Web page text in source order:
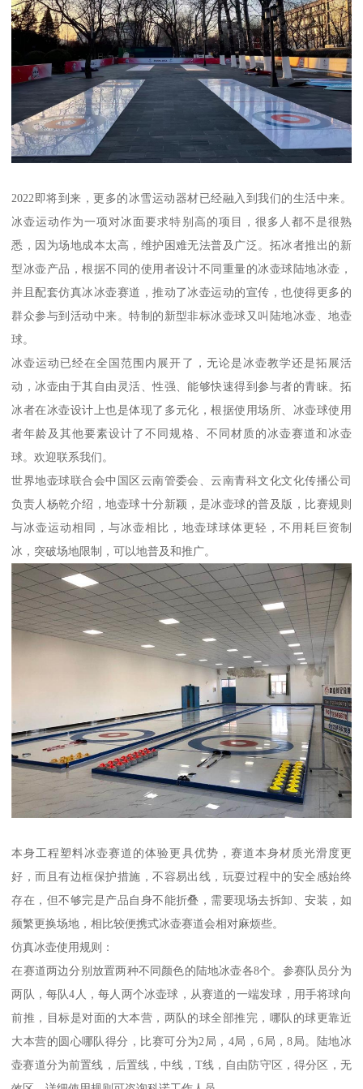
2022即将到来，更多的冰雪运动器材已经融入到我们的生活中来。
冰壶运动作为一项对冰面要求特别高的项目，很多人都不是很熟
悉，因为场地成本太高，维护困难无法普及广泛。拓冰者推出的新
型冰壶产品，根据不同的使用者设计不同重量的冰壶球陆地冰壶，
并且配套仿真冰冰壶赛道，推动了冰壶运动的宣传，也使得更多的
群众参与到活动中来。特制的新型非标冰壶球又叫陆地冰壶、地壶
球。
冰壶运动已经在全国范围内展开了，无论是冰壶教学还是拓展活
动，冰壶由于其自由灵活、性强、能够快速得到参与者的青睐。拓
冰者在冰壶设计上也是体现了多元化，根据使用场所、冰壶球使用
者年龄及其他要素设计了不同规格、不同材质的冰壶赛道和冰壶
球。欢迎联系我们。
世界地壶球联合会中国区云南管委会、云南青科文化文化传播公司
负责人杨乾介绍，地壶球十分新颖，是冰壶球的普及版，比赛规则
与冰壶运动相同，与冰壶相比，地壶球球体更轻，不用耗巨资制
冰，突破场地限制，可以地普及和推广。
本身工程塑料冰壶赛道的体验更具优势，赛道本身材质光滑度更
好，而且有边框保护措施，不容易出线，玩耍过程中的安全感始终
存在，但不够完是产品自身不能折叠，需要现场去拆卸、安装，如
频繁更换场地，相比较便携式冰壶赛道会相对麻烦些。
仿真冰壶使用规则：
在赛道两边分别放置两种不同颜色的陆地冰壶各8个。参赛队员分为
两队，每队4人，每人两个冰壶球，从赛道的一端发球，用手将球向
前推，目标是对面的大本营，两队的球全部推完，哪队的球更靠近
大本营的圆心哪队得分，比赛可分为2局，4局，6局，8局。陆地冰
壶赛道分为前置线，后置线，中线，T线，自由防守区，得分区，无